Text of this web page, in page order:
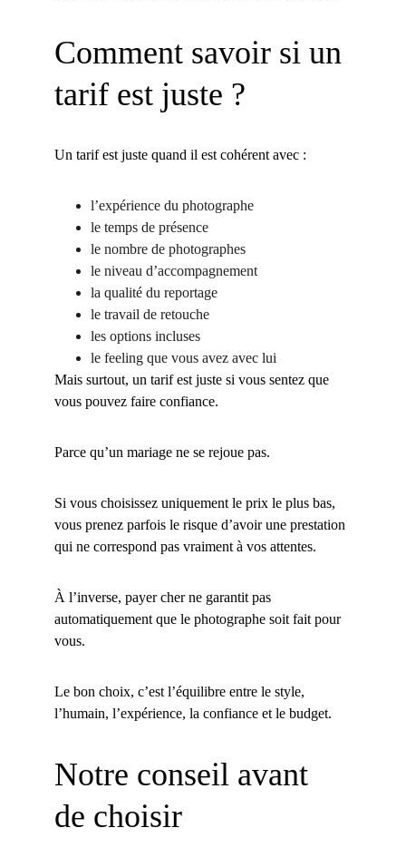
Comment savoir si un
tarif est juste ?
Un tarif est juste quand il est cohérent avec :
l’expérience du photographe
le temps de présence
le nombre de photographes
le niveau d’accompagnement
la qualité du reportage
le travail de retouche
les options incluses
le feeling que vous avez avec lui
Mais surtout, un tarif est juste si vous sentez que
vous pouvez faire confiance.
Parce qu’un mariage ne se rejoue pas.
Si vous choisissez uniquement le prix le plus bas,
vous prenez parfois le risque d’avoir une prestation
qui ne correspond pas vraiment à vos attentes.
À l’inverse, payer cher ne garantit pas
automatiquement que le photographe soit fait pour
vous.
Le bon choix, c’est l’équilibre entre le style,
l’humain, l’expérience, la confiance et le budget.
Notre conseil avant
de choisir